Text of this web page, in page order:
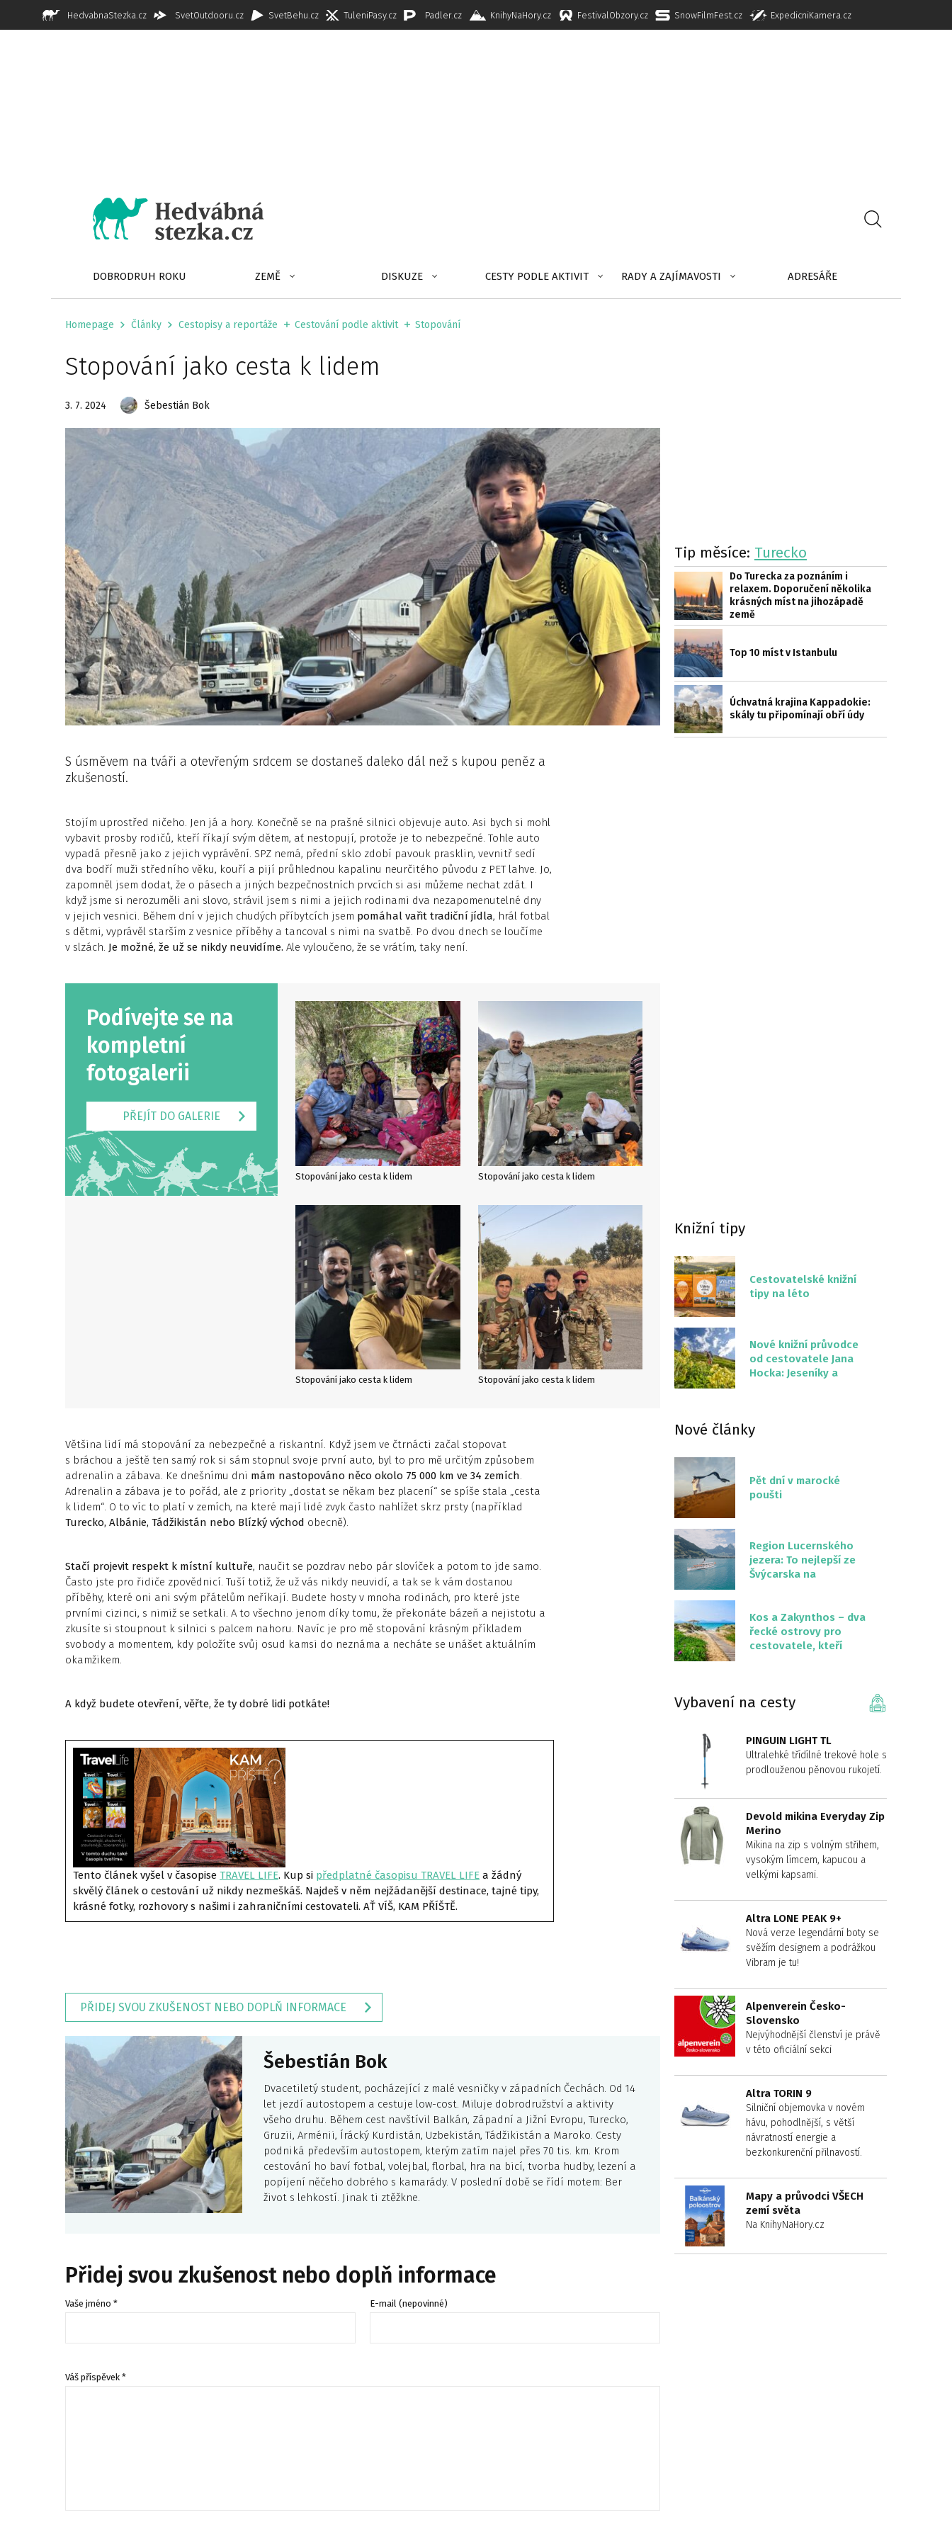
HedvabnaStezka.cz SvetOutdooru.cz SvetBehu.cz TuleniPasy.cz Padler.cz KnihyNaHory.cz FestivalObzory.cz SnowFilmFest.cz ExpedicniKamera.cz
DOBRODRUH ROKU ZEMĚ DISKUZE CESTY PODLE AKTIVIT RADY A ZAJÍMAVOSTI ADRESÁŘE
Homepage Články Cestopisy a reportáže Cestování podle aktivit Stopování
Stopování jako cesta k lidem
3. 7. 2024 Šebestián Bok
S úsměvem na tváři a otevřeným srdcem se dostaneš daleko dál než s kupou peněz a
zkušeností.
Stojím uprostřed ničeho. Jen já a hory. Konečně se na prašné silnici objevuje auto. Asi bych si mohl
vybavit prosby rodičů, kteří říkají svým dětem, ať nestopují, protože je to nebezpečné. Tohle auto
vypadá přesně jako z jejich vyprávění. SPZ nemá, přední sklo zdobí pavouk prasklin, vevnitř sedí
dva bodří muži středního věku, kouří a pijí průhlednou kapalinu neurčitého původu z PET lahve. Jo,
zapomněl jsem dodat, že o pásech a jiných bezpečnostních prvcích si asi můžeme nechat zdát. I
když jsme si nerozuměli ani slovo, strávil jsem s nimi a jejich rodinami dva nezapomenutelné dny
v jejich vesnici. Během dní v jejich chudých příbytcích jsem pomáhal vařit tradiční jídla, hrál fotbal
s dětmi, vyprávěl starším z vesnice příběhy a tancoval s nimi na svatbě. Po dvou dnech se loučíme
v slzách. Je možné, že už se nikdy neuvidíme. Ale vyloučeno, že se vrátím, taky není.
Podívejte se na
kompletní
fotogalerii
PŘEJÍT DO GALERIE
Stopování jako cesta k lidem Stopování jako cesta k lidem
Stopování jako cesta k lidem Stopování jako cesta k lidem
Většina lidí má stopování za nebezpečné a riskantní. Když jsem ve čtrnácti začal stopovat
s bráchou a ještě ten samý rok si sám stopnul svoje první auto, byl to pro mě určitým způsobem
adrenalin a zábava. Ke dnešnímu dni mám nastopováno něco okolo 75 000 km ve 34 zemích.
Adrenalin a zábava je to pořád, ale z priority „dostat se někam bez placení“ se spíše stala „cesta
k lidem“. O to víc to platí v zemích, na které mají lidé zvyk často nahlížet skrz prsty (například
Turecko, Albánie, Tádžikistán nebo Blízký východ obecně).
Stačí projevit respekt k místní kultuře, naučit se pozdrav nebo pár slovíček a potom to jde samo.
Často jste pro řidiče zpovědnicí. Tuší totiž, že už vás nikdy neuvidí, a tak se k vám dostanou
příběhy, které oni ani svým přátelům neříkají. Budete hosty v mnoha rodinách, pro které jste
prvními cizinci, s nimiž se setkali. A to všechno jenom díky tomu, že překonáte bázeň a nejistotu a
zkusíte si stoupnout k silnici s palcem nahoru. Navíc je pro mě stopování krásným příkladem
svobody a momentem, kdy položíte svůj osud kamsi do neznáma a necháte se unášet aktuálním
okamžikem.
A když budete otevření, věřte, že ty dobré lidi potkáte!
Tento článek vyšel v časopise TRAVEL LIFE. Kup si předplatné časopisu TRAVEL LIFE a žádný
skvělý článek o cestování už nikdy nezmeškáš. Najdeš v něm nejžádanější destinace, tajné tipy,
krásné fotky, rozhovory s našimi i zahraničními cestovateli. AŤ VÍŠ, KAM PŘÍŠTĚ.
PŘIDEJ SVOU ZKUŠENOST NEBO DOPLŇ INFORMACE
Šebestián Bok
Dvacetiletý student, pocházející z malé vesničky v západních Čechách. Od 14
let jezdí autostopem a cestuje low-cost. Miluje dobrodružství a aktivity
všeho druhu. Během cest navštívil Balkán, Západní a Jižní Evropu, Turecko,
Gruzii, Arménii, Írácký Kurdistán, Uzbekistán, Tádžikistán a Maroko. Cesty
podniká především autostopem, kterým zatím najel přes 70 tis. km. Krom
cestování ho baví fotbal, volejbal, florbal, hra na bicí, tvorba hudby, lezení a
popíjení něčeho dobrého s kamarády. V poslední době se řídí motem: Ber
život s lehkostí. Jinak ti ztěžkne.
Přidej svou zkušenost nebo doplň informace
Vaše jméno * E-mail (nepovinné)
Váš příspěvek *
Tip měsíce: Turecko
Do Turecka za poznáním i
relaxem. Doporučení několika
krásných míst na jihozápadě
země
Top 10 míst v Istanbulu
Úchvatná krajina Kappadokie:
skály tu připomínají obří údy
Knižní tipy
Cestovatelské knižní
tipy na léto
Nové knižní průvodce
od cestovatele Jana
Hocka: Jeseníky a
Nové články
Pět dní v marocké
poušti
Region Lucernského
jezera: To nejlepší ze
Švýcarska na
Kos a Zakynthos – dva
řecké ostrovy pro
cestovatele, kteří
Vybavení na cesty
PINGUIN LIGHT TL
Ultralehké třídílné trekové hole s
prodlouženou pěnovou rukojetí.
Devold mikina Everyday Zip
Merino
Mikina na zip s volným střihem,
vysokým límcem, kapucou a
velkými kapsami.
Altra LONE PEAK 9+
Nová verze legendární boty se
svěžím designem a podrážkou
Vibram je tu!
Alpenverein Česko-
Slovensko
Nejvýhodnější členství je právě
v této oficiální sekci
Altra TORIN 9
Silniční objemovka v novém
hávu, pohodlnější, s větší
návratností energie a
bezkonkurenční přilnavostí.
Mapy a průvodci VŠECH
zemí světa
Na KnihyNaHory.cz